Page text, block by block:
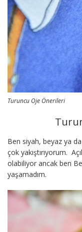
Turuncu Oje Önerileri
Ben siyah, beyaz ya
çok yakıştırıyorum.
olabiliyor ancak ben
yaşamadım.